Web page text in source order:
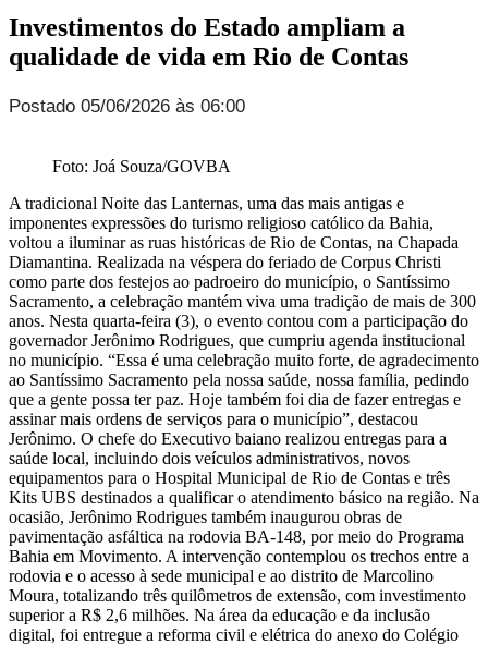
Investimentos do Estado ampliam a
qualidade de vida em Rio de Contas
Postado 05/06/2026 às 06:00
Foto: Joá Souza/GOVBA
A tradicional Noite das Lanternas, uma das mais antigas e
imponentes expressões do turismo religioso católico da Bahia,
voltou a iluminar as ruas históricas de Rio de Contas, na Chapada
Diamantina. Realizada na véspera do feriado de Corpus Christi
como parte dos festejos ao padroeiro do município, o Santíssimo
Sacramento, a celebração mantém viva uma tradição de mais de 300
anos. Nesta quarta-feira (3), o evento contou com a participação do
governador Jerônimo Rodrigues, que cumpriu agenda institucional
no município. “Essa é uma celebração muito forte, de agradecimento
ao Santíssimo Sacramento pela nossa saúde, nossa família, pedindo
que a gente possa ter paz. Hoje também foi dia de fazer entregas e
assinar mais ordens de serviços para o município”, destacou
Jerônimo. O chefe do Executivo baiano realizou entregas para a
saúde local, incluindo dois veículos administrativos, novos
equipamentos para o Hospital Municipal de Rio de Contas e três
Kits UBS destinados a qualificar o atendimento básico na região. Na
ocasião, Jerônimo Rodrigues também inaugurou obras de
pavimentação asfáltica na rodovia BA-148, por meio do Programa
Bahia em Movimento. A intervenção contemplou os trechos entre a
rodovia e o acesso à sede municipal e ao distrito de Marcolino
Moura, totalizando três quilômetros de extensão, com investimento
superior a R$ 2,6 milhões. Na área da educação e da inclusão
digital, foi entregue a reforma civil e elétrica do anexo do Colégio